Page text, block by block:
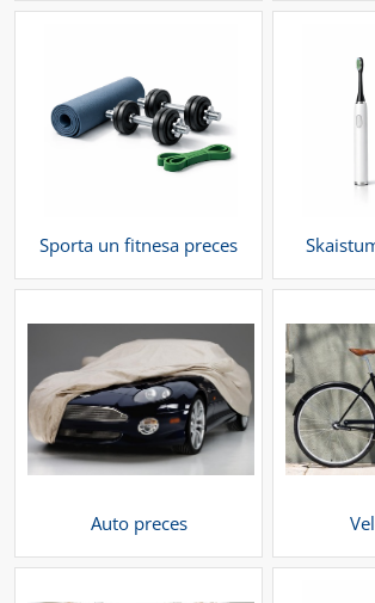
Sporta un fitnesa preces
Auto preces